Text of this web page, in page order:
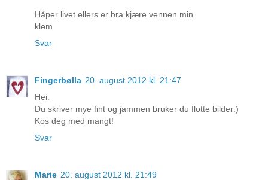
Håper livet ellers er bra kjære vennen min.
klem
Svar
Fingerbølla 20. august 2012 kl. 21:47
Hei.
Du skriver mye fint og jammen bruker du flotte bilder:)
Kos deg med mangt!
Svar
Marie 20. august 2012 kl. 21:49